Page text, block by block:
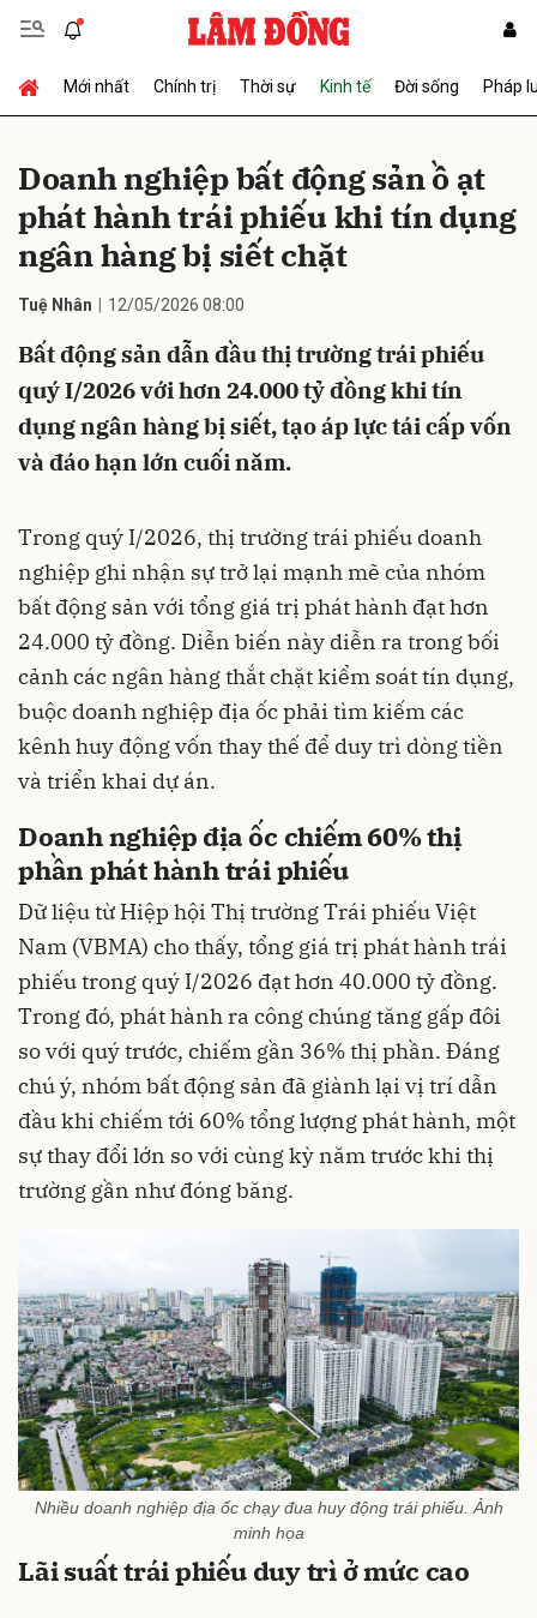
Mới nhất Chính trị Thời sự Kinh tế Đời sống Pháp
Doanh nghiệp bất động sản ồ ạt
phát hành trái phiếu khi tín dụng
ngân hàng bị siết chặt
Tuệ Nhân 12/05/2026 08:00
Bất động sản dẫn đầu thị trường trái phiếu
quý I/2026 với hơn 24.000 tỷ đồng khi tín
dụng ngân hàng bị siết, tạo áp lực tái cấp vốn
và đáo hạn lớn cuối năm.
Trong quý I/2026, thị trường trái phiếu doanh
nghiệp ghi nhận sự trở lại mạnh mẽ của nhóm
bất động sản với tổng giá trị phát hành đạt hơn
24.000 tỷ đồng. Diễn biến này diễn ra trong bối
cảnh các ngân hàng thắt chặt kiểm soát tín dụng,
buộc doanh nghiệp địa ốc phải tìm kiếm các
kênh huy động vốn thay thế để duy trì dòng tiền
và triển khai dự án.
Doanh nghiệp địa ốc chiếm 60% thị
phần phát hành trái phiếu
Dữ liệu từ Hiệp hội Thị trường Trái phiếu Việt
Nam (VBMA) cho thấy, tổng giá trị phát hành trái
phiếu trong quý I/2026 đạt hơn 40.000 tỷ đồng.
Trong đó, phát hành ra công chúng tăng gấp đôi
so với quý trước, chiếm gần 36% thị phần. Đáng
chú ý, nhóm bất động sản đã giành lại vị trí dẫn
đầu khi chiếm tới 60% tổng lượng phát hành, một
sự thay đổi lớn so với cùng kỳ năm trước khi thị
trường gần như đóng băng.
Nhiều doanh nghiệp địa ốc chạy đua huy động trái phiếu. Ảnh
minh họa
Lãi suất trái phiếu duy trì ở mức cao
Gửi bình luận
Hủy Gửi